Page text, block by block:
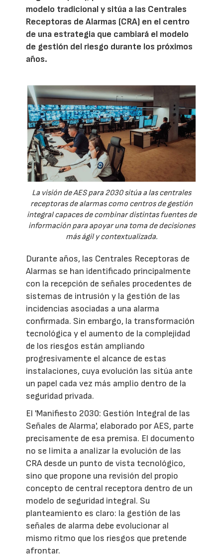
modelo tradicional y sitúa a las Centrales
Receptoras de Alarmas (CRA) en el centro
de una estrategia que cambiará el modelo
de gestión del riesgo durante los próximos
años.
La visión de AES para 2030 sitúa a las centrales
receptoras de alarmas como centros de gestión
integral capaces de combinar distintas fuentes de
información para apoyar una toma de decisiones
más ágil y contextualizada.
Durante años, las Centrales Receptoras de
Alarmas se han identificado principalmente
con la recepción de señales procedentes de
sistemas de intrusión y la gestión de las
incidencias asociadas a una alarma
confirmada. Sin embargo, la transformación
tecnológica y el aumento de la complejidad
de los riesgos están ampliando
progresivamente el alcance de estas
instalaciones, cuya evolución las sitúa ante
un papel cada vez más amplio dentro de la
seguridad privada.
El 'Manifiesto 2030: Gestión Integral de las
Señales de Alarma', elaborado por AES, parte
precisamente de esa premisa. El documento
no se limita a analizar la evolución de las
CRA desde un punto de vista tecnológico,
sino que propone una revisión del propio
concepto de central receptora dentro de un
modelo de seguridad integral. Su
planteamiento es claro: la gestión de las
señales de alarma debe evolucionar al
mismo ritmo que los riesgos que pretende
afrontar.